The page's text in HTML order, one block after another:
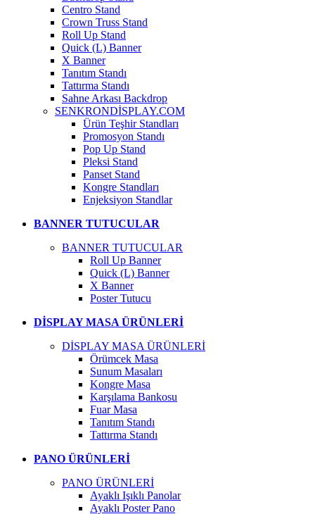
Centro Stand
Crown Truss Stand
Roll Up Stand
Quick (L) Banner
X Banner
Tanıtım Standı
Tattırma Standı
Sahne Arkası Backdrop
SENKRONDİSPLAY.COM
Ürün Teşhir Standları
Promosyon Standı
Pop Up Stand
Pleksi Stand
Panset Stand
Kongre Standları
Enjeksiyon Standlar
BANNER TUTUCULAR
BANNER TUTUCULAR
Roll Up Banner
Quick (L) Banner
X Banner
Poster Tutucu
DİSPLAY MASA ÜRÜNLERİ
DİSPLAY MASA ÜRÜNLERİ
Örümcek Masa
Sunum Masaları
Kongre Masa
Karşılama Bankosu
Fuar Masa
Tanıtım Standı
Tattırma Standı
PANO ÜRÜNLERİ
PANO ÜRÜNLERİ
Ayaklı Işıklı Panolar
Ayaklı Poster Pano